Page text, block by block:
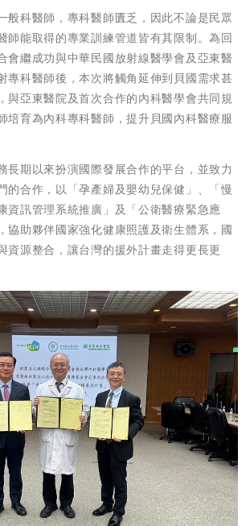
般科醫師，專科醫師匱乏，因此不論是民眾
師能取得的專業訓練管道皆有其限制。為回
會繼成功與中華民國放射線醫學會及亞東醫
專科醫師後，本次將觸角延伸到貝國需求甚
與亞東醫院及首次合作的內科醫學會共同規
培育為內科專科醫師，提升貝國內科醫療服
長期以來扮演國際發展合作的平台，並致力
的合作，以「孕產婦及嬰幼兒保健」、「慢
資訊管理系統推廣」及「公衛醫療緊急應
協助夥伴國家強化健康照護及衛生體系，國
資源整合，讓台灣的援外計畫走得更長更